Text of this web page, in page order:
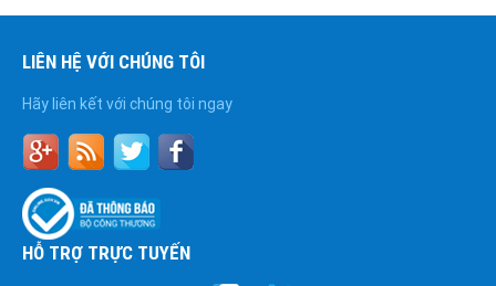
LIÊN HỆ VỚI CHÚNG TÔI
Hãy liên kết với chúng tôi ngay
HỖ TRỢ TRỰC TUYẾN